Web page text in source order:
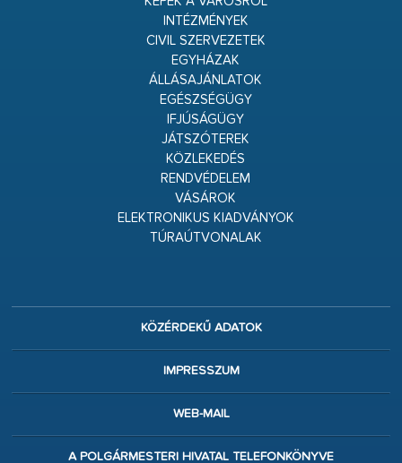
INTÉZMÉNYEK
CIVIL SZERVEZETEK
EGYHÁZAK
ÁLLÁSAJÁNLATOK
EGÉSZSÉGÜGY
IFJÚSÁGÜGY
JÁTSZÓTEREK
KÖZLEKEDÉS
RENDVÉDELEM
VÁSÁROK
ELEKTRONIKUS KIADVÁNYOK
TÚRAÚTVONALAK
KÖZÉRDEKŰ ADATOK
IMPRESSZUM
WEB-MAIL
A POLGÁRMESTERI HIVATAL TELEFONKÖNYVE